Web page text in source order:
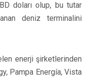
doları olup, bu tutar
deniz terminalini
enerji şirketlerinden
Pampa Energía, Vista